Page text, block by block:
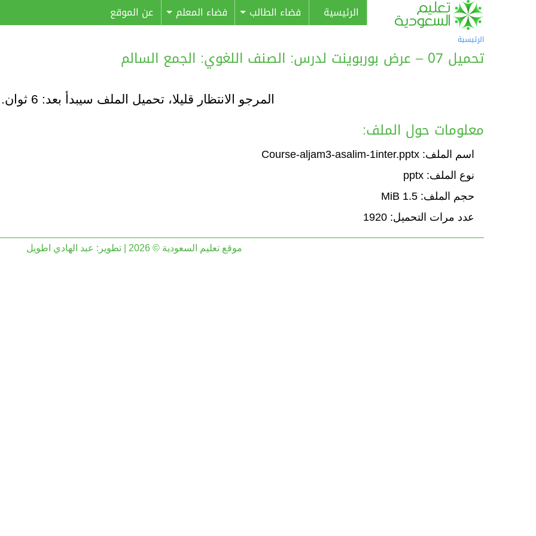
الرئيسية فضاء الطالب فضاء المعلم عن الموقع
الرئيسية
تحميل 07 – عرض بوربوينت لدرس: الصنف اللغوي: الجمع السالم
المرجو الانتظار قليلا، تحميل الملف سيبدأ بعد: 6
معلومات حول الملف:
اسم الملف: Course-aljam3-asalim-1inter.pptx
نوع الملف: pptx
حجم الملف: 1.5 MiB
عدد مرات التحميل: 1920
موقع تعليم السعودية © 2026 | تطوير: عبد الهادي اطويل